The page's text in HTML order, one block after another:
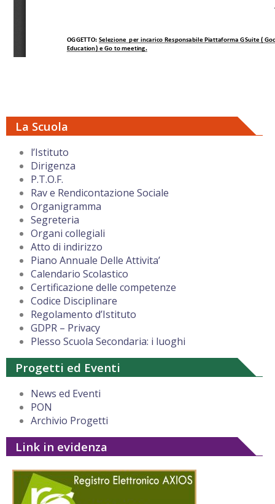
La Scuola
l’Istituto
Dirigenza
P.T.O.F.
Rav e Rendicontazione Sociale
Organigramma
Segreteria
Organi collegiali
Atto di indirizzo
Piano Annuale Delle Attivita’
Calendario Scolastico
Certificazione delle competenze
Codice Disciplinare
Regolamento d’Istituto
GDPR – Privacy
Plesso Scuola Secondaria: i luoghi
Progetti ed Eventi
News ed Eventi
PON
Archivio Progetti
Link in evidenza